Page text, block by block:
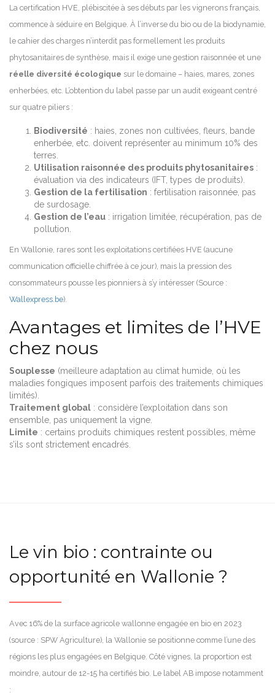
La certification HVE, plébiscitée à ses débuts par les vignerons français,
commence à séduire en Belgique. À l’inverse du bio ou de la biodynamie,
le cahier des charges n’interdit pas formellement les produits
phytosanitaires de synthèse, mais il exige une gestion raisonnée et une
réelle diversité écologique sur le domaine – haies, mares, zones
enherbées, etc. L’obtention du label passe par un audit exigeant centré
sur quatre piliers :
Biodiversité : haies, zones non cultivées, fleurs, bande
enherbée, etc. doivent représenter au minimum 10% des
terres.
Utilisation raisonnée des produits phytosanitaires :
évaluation via des indicateurs (IFT, types de produits).
Gestion de la fertilisation : fertilisation raisonnée, pas
de surdosage.
Gestion de l’eau : irrigation limitée, récupération, pas de
pollution.
En Wallonie, rares sont les exploitations certifiées HVE (aucune
communication officielle chiffrée à ce jour), mais la pression des
consommateurs pousse les pionniers à s’y intéresser (Source :
Wallexpress.be).
Avantages et limites de l’HVE
chez nous
Souplesse (meilleure adaptation au climat humide, où les
maladies fongiques imposent parfois des traitements chimiques
limités).
Traitement global : considère l’exploitation dans son
ensemble, pas uniquement la vigne.
Limite : certains produits chimiques restent possibles, même
s’ils sont strictement encadrés.
Le vin bio : contrainte ou
opportunité en Wallonie ?
Avec 16% de la surface agricole wallonne engagée en bio en 2023
(source : SPW Agriculture), la Wallonie se positionne comme l’une des
régions les plus engagées en Belgique. Côté vignes, la proportion est
moindre, autour de 12-15 ha certifiés bio. Le label AB impose notamment
: